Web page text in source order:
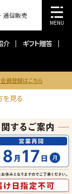
通信販売
介
ギフト贈答
会員登録はこちら
を見る
MENU